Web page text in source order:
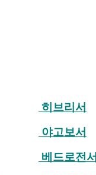
히브리서
야고보서
베드로전서